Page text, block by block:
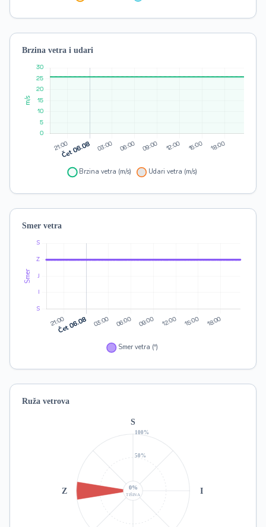
Brzina vetra i udari
Smer vetra
Ruža vetrova
50%
100%
S
I
Z 0%
TIŠINA